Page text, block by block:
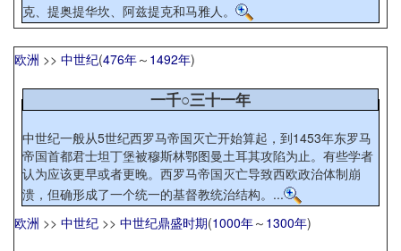
克、提奥提华坎、阿兹提克和马雅人。
欧洲 >> 中世纪(476年～ 1492年)
一千○三十一年
中世纪一般从5世纪西罗马帝国灭亡开始算起，到1453年东罗马
帝国首都君士坦丁堡被穆斯林鄂图曼土耳其攻陷为止。有些学者
认为应该更早或者更晚。西罗马帝国灭亡导致西欧政治体制崩
溃，但确形成了一个统一的基督教统治结构。...
欧洲 >> 中世纪 >> 中世纪鼎盛时期(1000年～ 1300年)